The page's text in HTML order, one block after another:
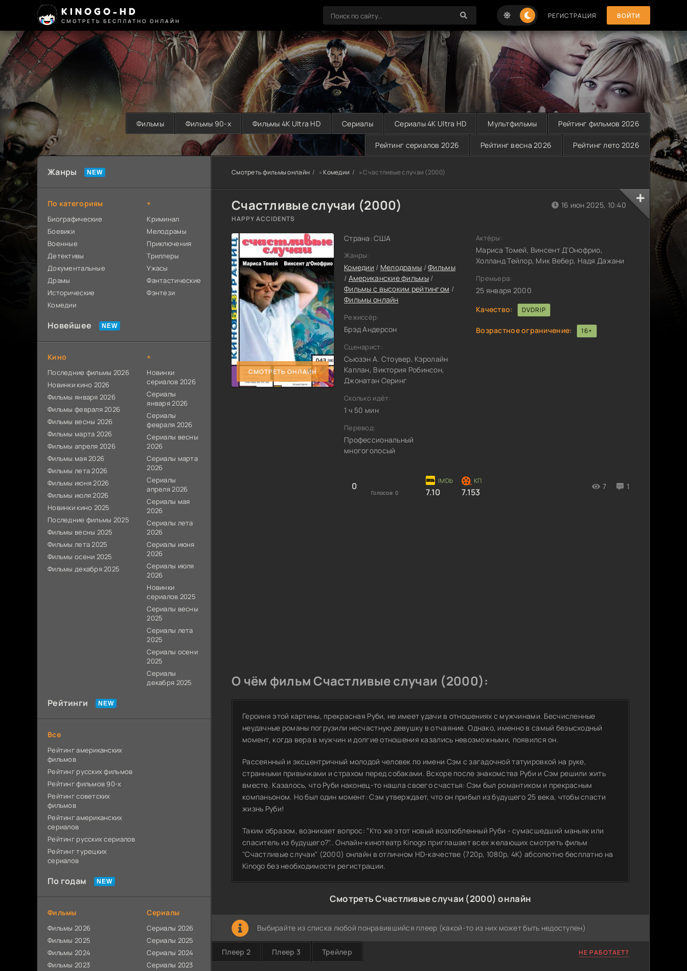
KINOGO-HD
СМОТРЕТЬ БЕСПЛАТНО ОНЛАЙН
РЕГИСТРАЦИЯ ВОЙТИ
Фильмы Фильмы 90-х Фильмы 4K Ultra HD Сериалы Сериалы 4K Ultra HD Мультфильмы Рейтинг фильмов 2026
Рейтинг сериалов 2026 Рейтинг весна 2026 Рейтинг лето 2026
Смотреть фильмы онлайн »Комедии » Счастливые случаи (2000)
Счастливые случаи (2000)
HAPPY ACCIDENTS
СМОТРЕТЬ ОНЛАЙН
Страна: США
Жанры:
Комедии / Мелодрамы /Фильмы
/ Американские фильмы/
Фильмы с высоким рейтингом /
Фильмы онлайн
Режиссёр:
Брэд Андерсон
Сценарист:
Сьюзэн А. Стоувер, Кэролайн
Каплан, Виктория Робинсон,
Джонатан Серинг
Сколько идёт:
1 ч 50 мин
Перевод:
Профессиональный
многоголосый
0
Голосов: 0 7.10 7.153
7 1
16 июн 2025, 10:40
Актёры:
Мариса Томей, Винсент Д’Онофрио,
Холланд Тейлор, Мик Вебер, Надя Дажани
Премьера:
25 января 2000
Качество:
DVDRIP
Возрастное ограничение: 16+
О чём фильм Счастливые случаи (2000):
Героиня этой картины, прекрасная Руби, не имеет удачи в отношениях с мужчинами. Бесчисленные
неудачные романы погрузили несчастную девушку в отчаяние. Однако, именно в самый безысходный
момент, когда вера в мужчин и долгие отношения казались невозможными, появился он.
Рассеянный и эксцентричный молодой человек по имени Сэм с загадочной татуировкой на руке,
странными привычками и страхом перед собаками. Вскоре после знакомства Руби и Сэм решили жить
вместе. Казалось, что Руби наконец-то нашла своего счастья: Сэм был романтиком и прекрасным
компаньоном. Но был один момент: Сэм утверждает, что он прибыл из будущего 25 века, чтобы спасти
жизнь Руби!
Таким образом, возникает вопрос: "Кто же этот новый возлюбленный Руби - сумасшедший маньяк или
спаситель из будущего?".. Онлайн-кинотеатр Kinogo приглашает всех желающих смотреть фильм
"Счастливые случаи" (2000) онлайн в отличном HD-качестве (720p, 1080p, 4K) абсолютно бесплатно на
Kinogo без необходимости регистрации.
Смотреть Счастливые случаи (2000) онлайн
Выбирайте из списка любой понравившийся плеер (какой-то из них может быть недоступен)
Плеер 2 Плеер 3 Трейлер НЕ РАБОТАЕТ?
Жанры
По категориям
Биографические
Боевики
Военные
Детективы
Документальные
Драмы
Исторические
Комедии
+
Криминал
Мелодрамы
Приключения
Триллеры
Ужасы
Фантастические
Фэнтези
Новейшее
Кино
Последние фильмы 2026
Новинки кино 2026
Фильмы января 2026
Фильмы февраля 2026
Фильмы весны 2026
Фильмы марта 2026
Фильмы апреля 2026
Фильмы мая 2026
Фильмы лета 2026
Фильмы июня 2026
Фильмы июля 2026
Новинки кино 2025
Последние фильмы 2025
Фильмы весны 2025
Фильмы лета 2025
Фильмы осени 2025
Фильмы декабря 2025
+
Новинки
сериалов 2026
Сериалы
января 2026
Сериалы
февраля 2026
Сериалы весны
2026
Сериалы марта
2026
Сериалы
апреля 2026
Сериалы мая
2026
Сериалы лета
2026
Сериалы июня
2026
Сериалы июля
2026
Новинки
сериалов 2025
Сериалы весны
2025
Сериалы лета
2025
Сериалы осени
2025
Сериалы
декабря 2025
Рейтинги
Все
Рейтинг американских
фильмов
Рейтинг русских фильмов
Рейтинг фильмов 90-х
Рейтинг советских
фильмов
Рейтинг американских
сериалов
Рейтинг русских сериалов
Рейтинг турецких
сериалов
По годам
Фильмы
Фильмы 2026
Фильмы 2025
Фильмы 2024
Фильмы 2023
Сериалы
Сериалы 2026
Сериалы 2025
Сериалы 2024
Сериалы 2023